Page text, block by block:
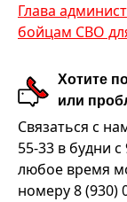
Глава
бойцам СВО
Хотите
или
Связаться с
55-33 в будни
любое время
номеру 8 (930)